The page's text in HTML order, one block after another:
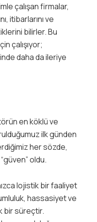
çalışan firmalar,
itibarlarını ve
bilirler. Bu
çalışıyor;
daha da ileriye
en köklü ve
ilk günden
her sözde,
oldu.
lojistik bir faaliyet
hassasiyet ve
bir süreçtir.